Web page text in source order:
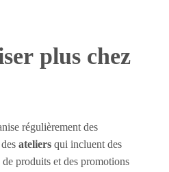
plus chez
régulièrement des
ateliers qui incluent des
produits et des promotions